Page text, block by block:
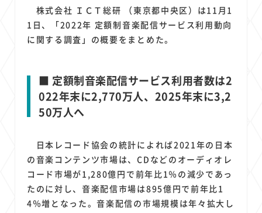
株式会社 ＩＣＴ総研 （東京都中央区）は11月1
1日、「2022年 定額制音楽配信サービス利用動向
に関する調査」の概要をまとめた。
■ 定額制音楽配信サービス利用者数は2
022年末に2,770万人、2025年末に3,2
50万人へ
日本レコード協会の統計によれば2021年の日本
の音楽コンテンツ市場は、CDなどのオーディオレ
コード市場が1,280億円で前年比1％の減少であっ
たのに対し、音楽配信市場は895億円で前年比1
4％増となった。音楽配信の市場規模は年々拡大し